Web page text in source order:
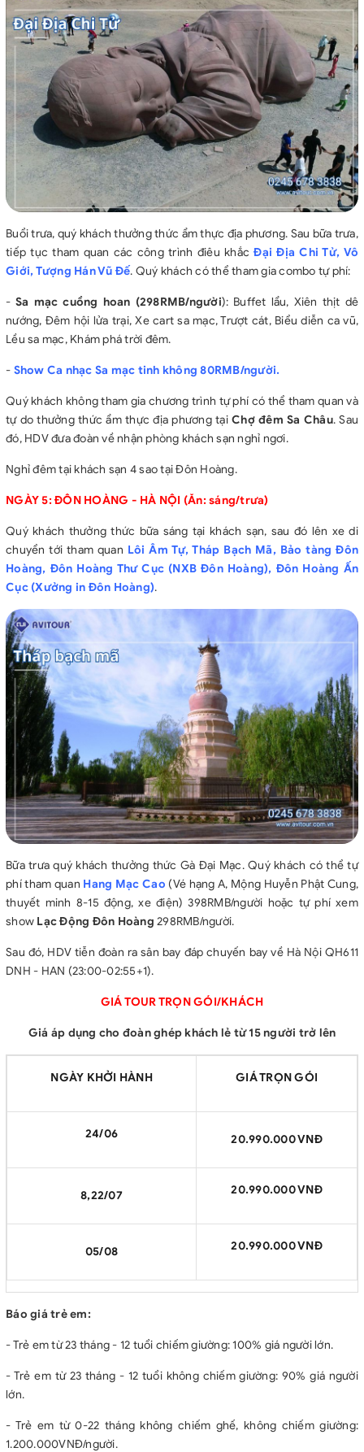
Buổi trưa, quý khách thưởng thức ẩm thực địa phương. Sau bữa trưa,
tiếp tục tham quan các công trình điêu khắcĐại Địa Chi Tử, Vô
Giới, Tượng Hán Vũ Đế. Quý khách có thể tham gia combo tự phí:
-Sa mạc cuồng hoan (298RMB/người): Buffet lẩu, Xiên thịt dê
nướng, Đêm hội lửa trại, Xe cart sa mạc, Trượt cát, Biểu diễn ca vũ,
Lều sa mạc, Khám phá trời đêm.
- Show Ca nhạc Sa mạc tinh không 80RMB/người.
Quý khách không tham gia chương trình tự phí có thể tham quan và
tự do thưởng thức ẩm thực địa phương tạiChợ đêm Sa Châu. Sau
đó, HDV đưa đoàn về nhận phòng khách sạn nghỉ ngơi.
Nghỉ đêm tại khách sạn 4 sao tại Đôn Hoàng.
NGÀY 5: ĐÔN HOÀNG - HÀ NỘI (Ăn: sáng/trưa)
Quý khách thưởng thức bữa sáng tại khách sạn, sau đó lên xe di
chuyển tới tham quan Lôi Âm Tự, Tháp Bạch Mã, Bảo tàng Đôn
Hoàng, Đôn Hoàng Thư Cục (NXB Đôn Hoàng), Đôn Hoàng Ấn
Cục (Xưởng in Đôn Hoàng).
Bữa trưa quý khách thưởng thức Gà Đại Mạc. Quý khách có thể tự
phí tham quan Hang Mạc Cao (Vé hạng A, Mộng Huyễn Phật Cung,
thuyết minh 8-15 động, xe điện) 398RMB/người hoặc tự phí xem
show Lạc Động Đôn Hoàng 298RMB/người.
Sau đó, HDV tiễn đoàn ra sân bay đáp chuyến bay về Hà Nội QH611
DNH - HAN (23:00-02:55+1).
GIÁ TOUR TRỌN GÓI/KHÁCH
Giá áp dụng cho đoàn ghép khách lẻ từ 15 người trở lên
NGÀY KHỞI HÀNH GIÁ TRỌN GÓI
24/06 20.990.000 VNĐ
8,22/07 20.990.000 VNĐ
05/08 20.990.000 VNĐ
Báo giá trẻ em:
- Trẻ em từ 23 tháng - 12 tuổi chiếm giường: 100% giá người lớn.
- Trẻ em từ 23 tháng - 12 tuổi không chiếm giường: 90% giá người
lớn.
- Trẻ em từ 0-22 tháng không chiếm ghế, không chiếm giường:
1.200.000VNĐ/người.